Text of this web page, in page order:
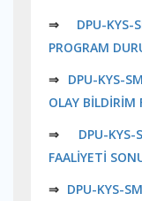
⇒ DPU-
PROGRAM
⇒ DPU-KYS-
OLAY BİLDİRİM
⇒ DPU-
FAALİYETİ
⇒ DPU-KYS-